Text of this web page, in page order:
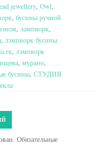
jewellery, Owl,
, бусины ручной
, лампворк,
, лэмпворк бусины
, лэмпворк
, мурано,
бусины, СТУДИЯ
Обязательные